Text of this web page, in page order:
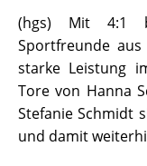
(hgs) Mit 4:1
Sportfreunde
starke Leistung
Tore von Hanna
Stefanie Schmidt
und damit